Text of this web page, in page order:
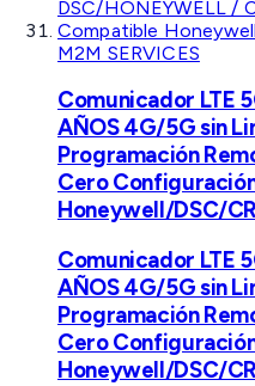
M2M SERVICES
Comunicador LTE
AÑOS 4G/5G sin
Programación
Cero
Honeywell/DSC/
Comunicador LTE
AÑOS 4G/5G sin
Programación
Cero
Honeywell/DSC/